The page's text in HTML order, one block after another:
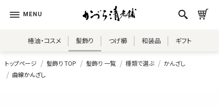
椿油・コスメ 髪飾り つげ櫛 和装品 ギフト
トップページ 髪飾り TOP 髪飾り 一覧 種類で選ぶ
かんざし
曲線かんざし